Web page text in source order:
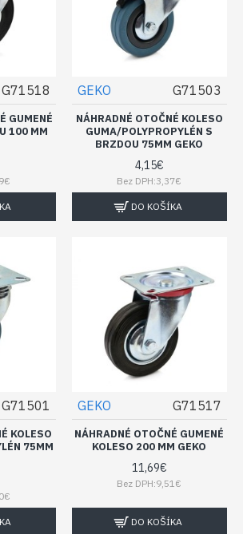
G71518
GUMENÉ
100 MM
GEKO G71503
NÁHRADNÉ OTOČNÉ KOLESO
GUMA/POLYPROPYLÉN S
BRZDOU 75MM GEKO
4,15€
Bez DPH:3,37€
DO KOŠÍKA
G71501
KOLESO
75MM
GEKO G71517
NÁHRADNÉ OTOČNÉ GUMENÉ
KOLESO 200 MM GEKO
11,69€
Bez DPH:9,51€
DO KOŠÍKA